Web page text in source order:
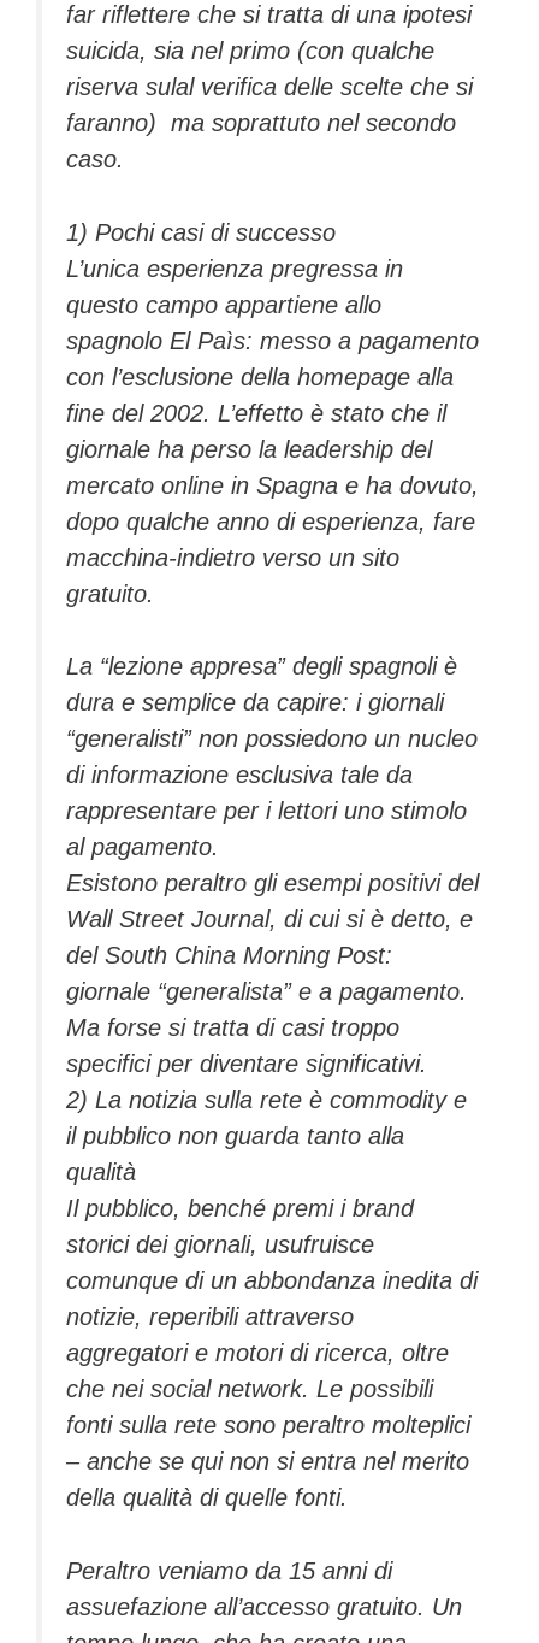
far riflettere che si tratta di una ipotesi
suicida, sia nel primo (con qualche
riserva sulal verifica delle scelte che si
faranno) ma soprattuto nel secondo
caso.
1) Pochi casi di successo
L’unica esperienza pregressa in
questo campo appartiene allo
spagnolo El Paìs: messo a pagamento
con l’esclusione della homepage alla
fine del 2002. L’effetto è stato che il
giornale ha perso la leadership del
mercato online in Spagna e ha dovuto,
dopo qualche anno di esperienza, fare
macchina-indietro verso un sito
gratuito.
La “lezione appresa” degli spagnoli è
dura e semplice da capire: i giornali
“generalisti” non possiedono un nucleo
di informazione esclusiva tale da
rappresentare per i lettori uno stimolo
al pagamento.
Esistono peraltro gli esempi positivi del
Wall Street Journal, di cui si è detto, e
del South China Morning Post:
giornale “generalista” e a pagamento.
Ma forse si tratta di casi troppo
specifici per diventare significativi.
2) La notizia sulla rete è commodity e
il pubblico non guarda tanto alla
qualità
Il pubblico, benché premi i brand
storici dei giornali, usufruisce
comunque di un abbondanza inedita di
notizie, reperibili attraverso
aggregatori e motori di ricerca, oltre
che nei social network. Le possibili
fonti sulla rete sono peraltro molteplici
– anche se qui non si entra nel merito
della qualità di quelle fonti.
Peraltro veniamo da 15 anni di
assuefazione all’accesso gratuito. Un